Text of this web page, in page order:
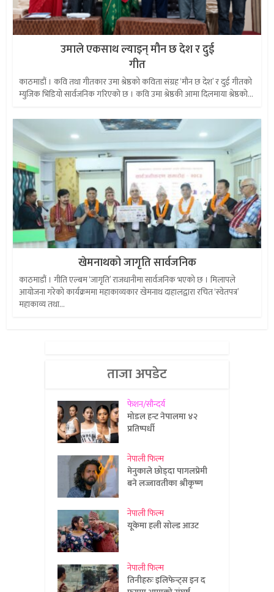
उमाले एकसाथ ल्याइन् मौन छ देश र दुई
गीत
काठमाडौं । कवि तथा गीतकार उमा श्रेष्ठको कविता संग्रह ‘मौन छ देश’ र दुई गीतको
म्युजिक भिडियो सार्वजनिक गरिएको छ । कवि उमा श्रेष्ठकी आमा दिलमाया श्रेष्ठको...
खेमनाथको जागृति सार्वजनिक
काठमाडौं । गीति एल्बम ‘जागृति’ राजधानीमा सार्वजनिक भएको छ । मिलापले
आयोजना गरेको कार्यक्रममा महाकाव्यकार खेमनाथ दाहालद्वारा रचित ‘स्वेतपत्र’
महाकाव्य तथा...
ताजा अपडेट
फेशन/सौन्दर्य
मोडल हन्ट नेपालमा ४२
प्रतिष्पर्धी
नेपाली फिल्म
मेनुकाले छोड्दा पागलप्रेमी
बने लज्जावतीका श्रीकृष्ण
नेपाली फिल्म
यूकेमा हली सोल्ड आउट
नेपाली फिल्म
तिनीहरुः इलिफेन्ट्स इन द